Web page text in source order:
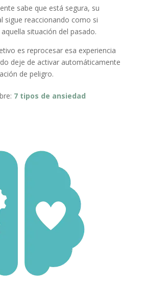
sabe que está segura, su
sigue reaccionando como si
situación del pasado.
es reprocesar esa experiencia
deje de activar automáticamente
de peligro.
7 tipos de ansiedad